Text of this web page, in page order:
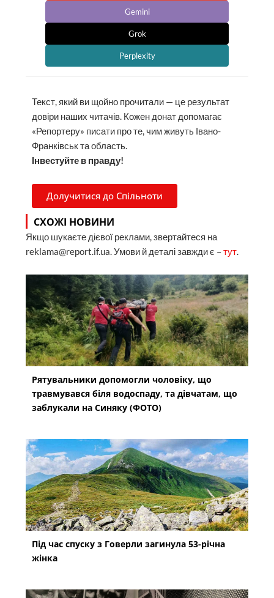
Gemini
Grok
Perplexity
Текст, який ви щойно прочитали — це результат
довіри наших читачів. Кожен донат допомагає
«Репортеру» писати про те, чим живуть Івано-
Франківськ та область.
Інвестуйте в правду!
Долучитися до Спільноти
СХОЖІ НОВИНИ
Якщо шукаєте дієвої реклами, звертайтеся на
reklama@report.if.ua. Умови й деталі завжди є –тут.
Рятувальники допомогли чоловіку, що
травмувався біля водоспаду, та дівчатам, що
заблукали на Синяку (ФОТО)
Під час спуску з Говерли загинула 53-річна
жінка